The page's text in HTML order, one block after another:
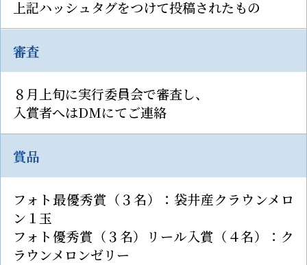
上記ハッシュタグをつけて投稿されたもの
審査
８月上旬に実行委員会で審査し、
入賞者へはDMにてご連絡
賞品
フォト最優秀賞（３名）：袋井産クラウンメロ
ン１玉
フォト優秀賞（３名）リール入賞（４名）：ク
ラウンメロンゼリー